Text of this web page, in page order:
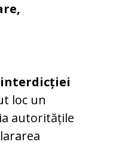
loc un
autoritățile